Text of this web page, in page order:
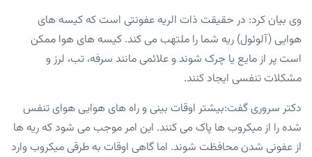
وی بیان کرد: در حقیقت ذات الریه عفونتی است که کیسه های
هوایی (آلوئول) ریه شما را ملتهب می کند. کیسه های هوا ممکن
است پر از مایع یا چرک شوند و علائمی مانند سرفه، تب، لرز و
مشکلات تنفسی ایجاد کنند.
دکتر سروری گفت:بیشتر اوقات بینی و راه های هوایی هوای تنفس
شده را از میکروب ها پاک می کنند. این امر موجب می شود که ریه ها
از عفونی شدن محافظت شوند. اما گاهی اوقات به طرقی میکروب وارد